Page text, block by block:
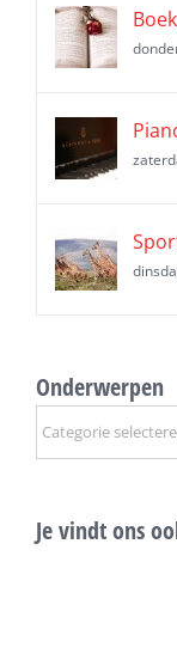
Onderwerpen
Onderwerpen
Je vindt ons